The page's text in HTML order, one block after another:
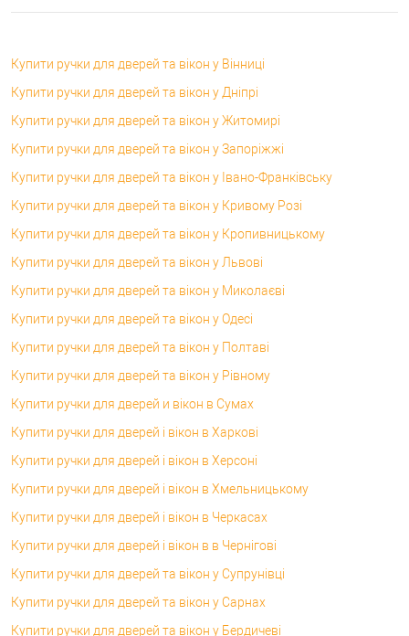
Купити ручки для дверей та вікон у Вінниці
Купити ручки для дверей та вікон у Дніпрі
Купити ручки для дверей та вікон у Житомирі
Купити ручки для дверей та вікон у Запоріжжі
Купити ручки для дверей та вікон у Івано-Франківську
Купити ручки для дверей та вікон у Кривому Розі
Купити ручки для дверей та вікон у Кропивницькому
Купити ручки для дверей та вікон у Львові
Купити ручки для дверей та вікон у Миколаєві
Купити ручки для дверей та вікон у Одесі
Купити ручки для дверей та вікон у Полтаві
Купити ручки для дверей та вікон у Рівному
Купити ручки для дверей и вікон в Сумах
Купити ручки для дверей і вікон в Харкові
Купити ручки для дверей і вікон в Херсоні
Купити ручки для дверей і вікон в Хмельницькому
Купити ручки для дверей і вікон в Черкасах
Купити ручки для дверей і вікон в в Чернігові
Купити ручки для дверей та вікон у Супрунівці
Купити ручки для дверей та вікон у Сарнах
Купити ручки для дверей та вікон у Бердичеві